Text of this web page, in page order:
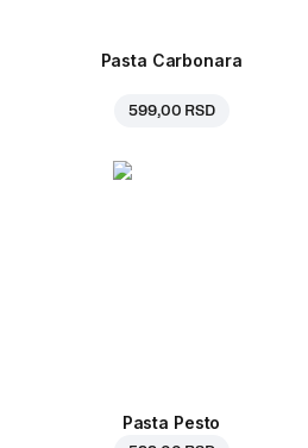
Pasta Carbonara
599,00 RSD
Pasta Pesto